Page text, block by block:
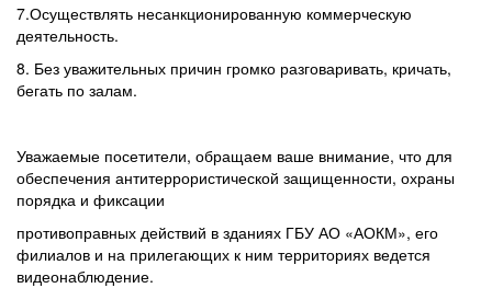
7.Осуществлять несанкционированную коммерческую
деятельность.
8. Без уважительных причин громко разговаривать, кричать,
бегать по залам.
Уважаемые посетители, обращаем ваше внимание, что для
обеспечения антитеррористической защищенности, охраны
порядка и фиксации
противоправных действий в зданиях ГБУ АО «АОКМ», его
филиалов и на прилегающих к ним территориях ведется
видеонаблюдение.